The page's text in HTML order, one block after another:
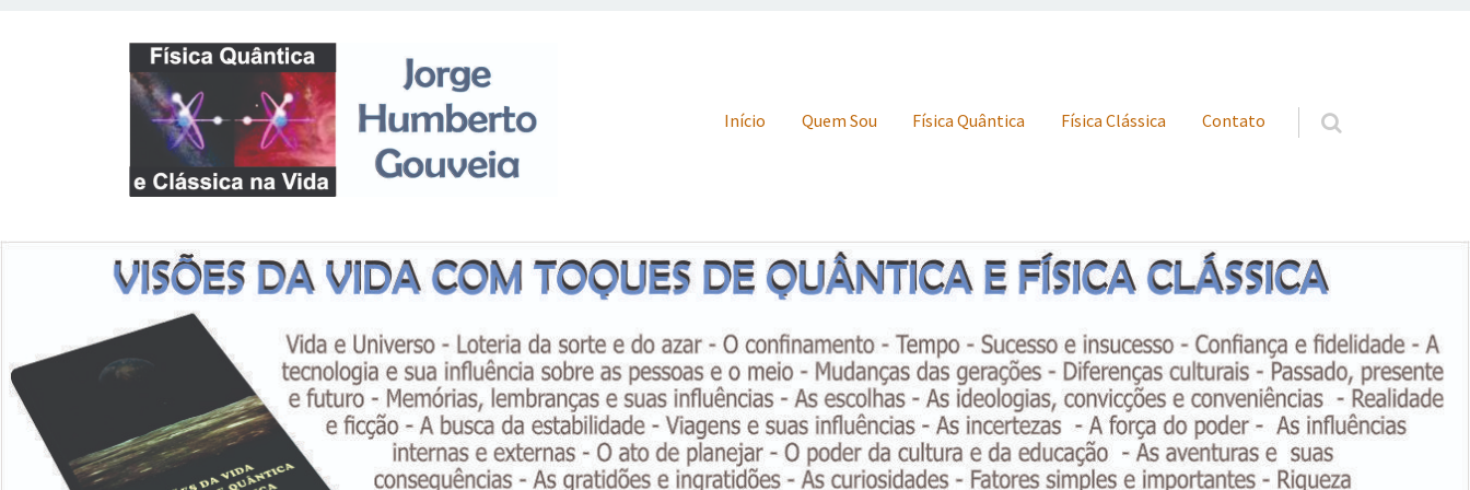
Skip to content
Início Quem Sou Física Quântica Física Clássica Contato